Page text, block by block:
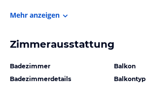
Mehr anzeigen
Zimmerausstattung
Badezimmer
Badezimmerdetails
Balkon
Balkontyp